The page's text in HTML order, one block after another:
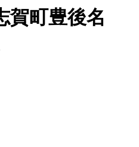
賀町豊後名